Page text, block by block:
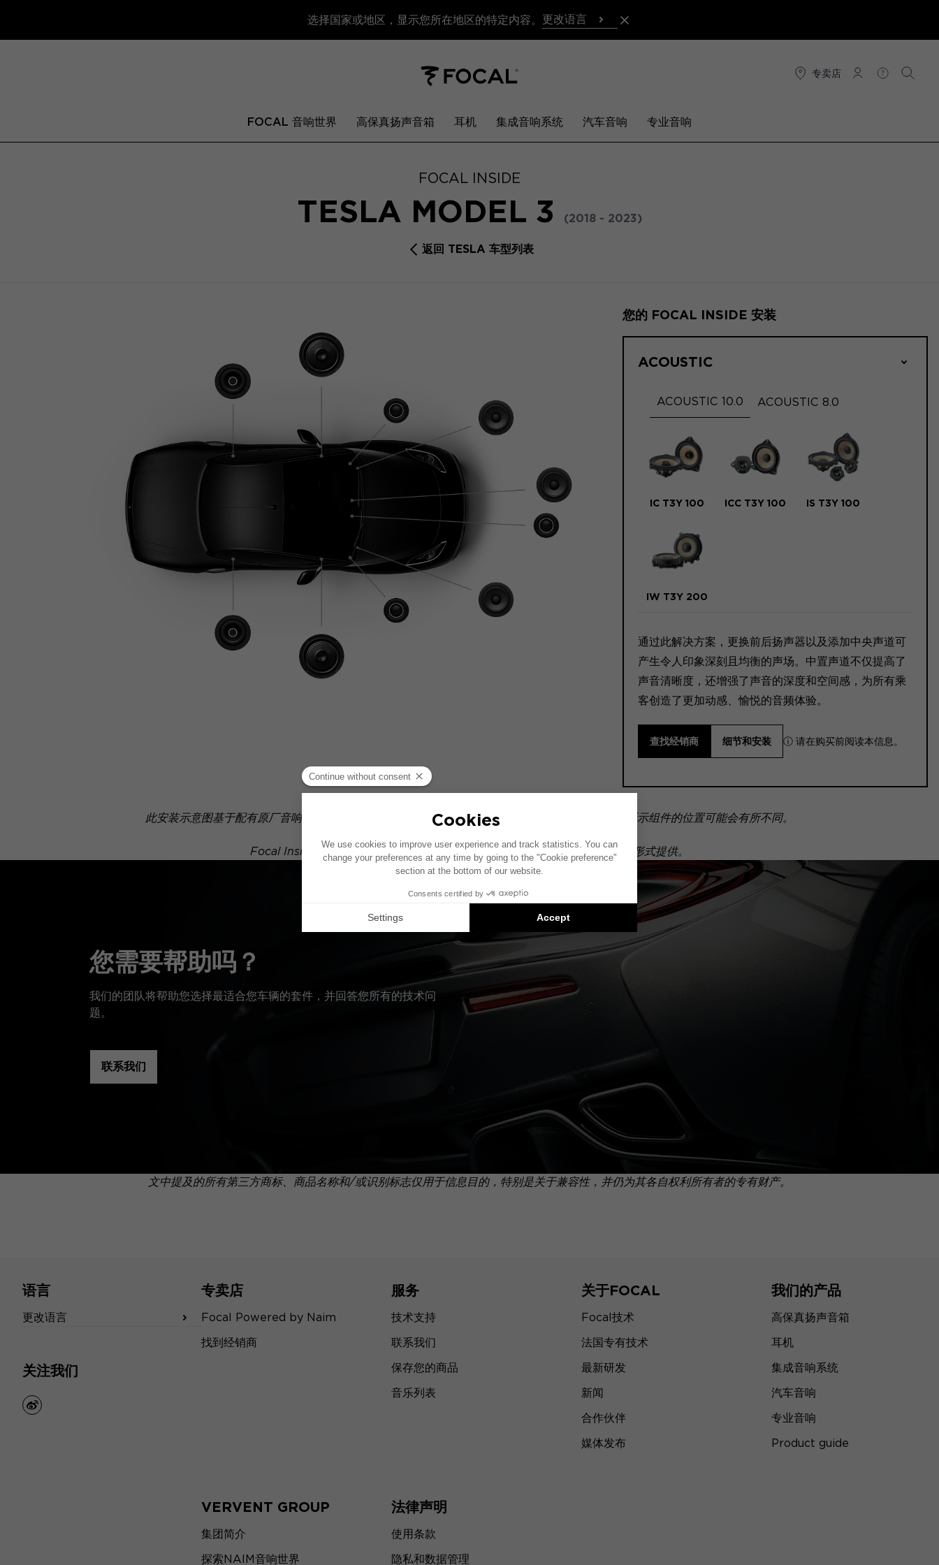
选择国家或地区，显示您所在地区的特定内容。 更改语言
专卖店
连接 帮助 搜索
FOCAL 音响世界 高保真扬声音箱 耳机 集成音响系统 汽车音响 专业音响
FOCAL INSIDE
TESLA MODEL 3 (2018 - 2023)
返回 TESLA 车型列表
您的 FOCAL INSIDE 安装
ACOUSTIC
ACOUSTIC 10.0 ACOUSTIC 8.0
IC T3Y 100 ICC T3Y 100 IS T3Y 100
IW T3Y 200
通过此解决方案，更换前后扬声器以及添加中央声道可
产生令人印象深刻且均衡的声场。中置声道不仅提高了
声音清晰度，还增强了声音的深度和空间感，为所有乘
客创造了更加动感、愉悦的音频体验。
查找经销商 细节和安装 ⓘ 请在购买前阅读本信息。
此安装示意图基于配有原厂音响系统的车辆绘制。如果您的车辆配有特定的高保真选装配置，图中所示组件的位置可能会有所不同。
Focal Inside 安装方案是兼容产品的推荐：每个组件均单独销售，并非以套装形式提供。
您需要帮助吗？
我们的团队将帮助您选择最适合您车辆的套件，并回答您所有的技术问
题。
联系我们
文中提及的所有第三方商标、商品名称和/或识别标志仅用于信息目的，特别是关于兼容性，并仍为其各自权利所有者的专有财产。
语言
更改语言
关注我们
weibo
专卖店
Focal Powered by Naim
找到经销商
服务
技术支持
联系我们
保存您的商品
音乐列表
关于FOCAL
Focal技术
法国专有技术
最新研发
新闻
合作伙伴
媒体发布
我们的产品
高保真扬声音箱
耳机
集成音响系统
汽车音响
专业音响
Product guide
VERVENT GROUP
集团简介
探索NAIM音响世界
法律声明
使用条款
隐私和数据管理